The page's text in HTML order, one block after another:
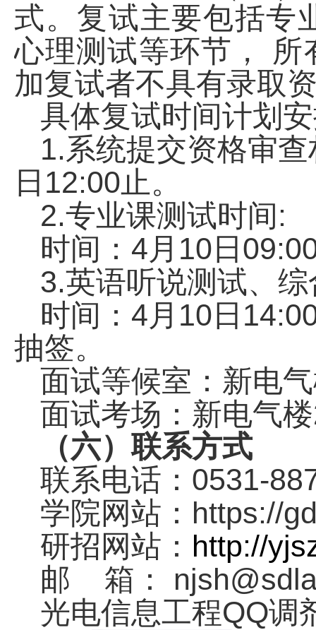
式。复试主要包括专
心理测试等环节，
所
加复试者不具有录取
具体复试时间计划
1.系统提交资格审
日 12:00 止。
2.专业课测试时间 :
时间： 4月 10 日
3.英语听说测试、
时间： 4月 10 日
抽签。
面试等候室：新电
面试考场：新电气楼
（六）联系方式
联系电话： 0531-
学院网站： https://
研招网站： http://
邮 箱：
光电信息工程QQ调